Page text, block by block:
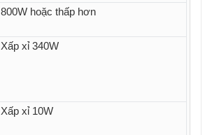
800W hoặc thấp hơn
Xấp xỉ 340W
Xấp xỉ 10W